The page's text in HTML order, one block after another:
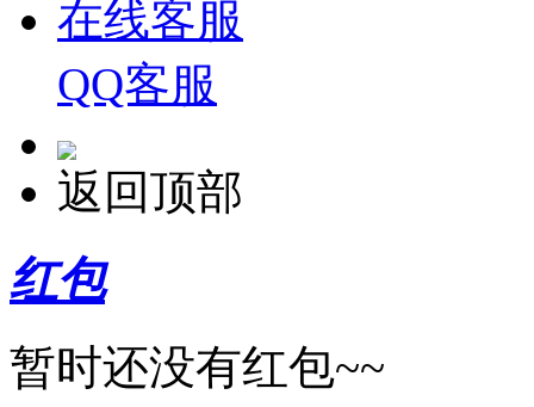
在线客服
QQ客服
返回顶部
红包
暂时还没有红包~~